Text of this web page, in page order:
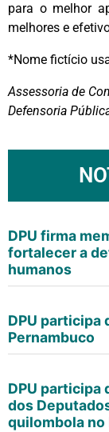
para o melhor
melhores e
*Nome fictício
Assessoria de
Defensoria
DPU firma
fortalecer a
humanos
DPU participa
Pernambuco
DPU participa
dos
quilombola no